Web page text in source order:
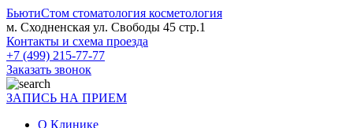
БьютиСтом стоматология косметология
м. Сходненская ул. Свободы 45 стр.1
Контакты и схема проезда
+7 (499) 215-77-77
Заказать звонок
ЗАПИСЬ НА ПРИЕМ
О Клинике